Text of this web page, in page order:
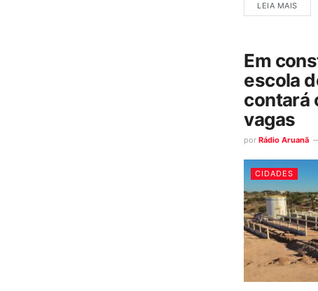
LEIA MAIS
Em
escola
contará
vagas
por Rádio Aruanã
CIDADES